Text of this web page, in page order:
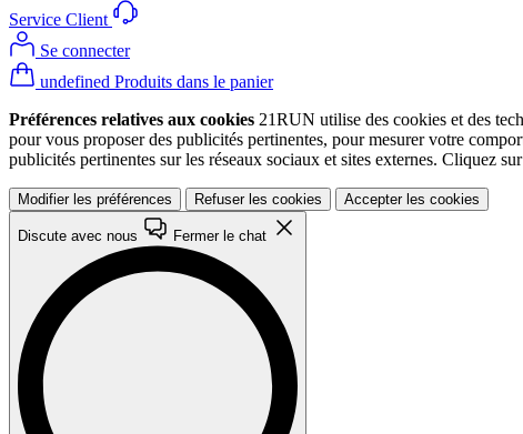
Service Client
Se connecter
undefined Produits dans le panier
Préférences relatives aux cookies 21RUN utilise des cookies et des
pour vous proposer des publicités pertinentes, pour mesurer votre
publicités pertinentes sur les réseaux sociaux et sites externes. Cliquez
Modifier les préférences Refuser les cookies Accepter les cookies
Discute avec nous Fermer le chat